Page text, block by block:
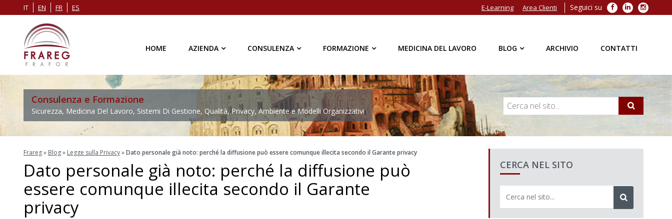
IT EN FR ES Seguici su Facebook
LinkedIn
E-Learning Area Clienti
HOME AZIENDA CONSULENZA FORMAZIONE MEDICINA DEL LAVORO BLOG ARCHIVIO CONTATTI
Consulenza e Formazione
Sicurezza, Medicina Del Lavoro, Sistemi Di Gestione, Qualità, Privacy, Ambiente e Modelli Organizzativi
Frareg» Blog» Legge sulla Privacy»Dato personale già noto: perché la diffusione può essere comunque illecita secondo il Garante privacy
Dato personale già noto: perché la diffusione può
essere comunque illecita secondo il Garante
privacy
CERCA NEL SITO